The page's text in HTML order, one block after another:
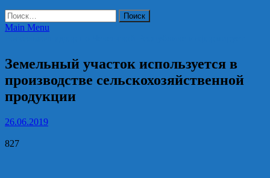
Найти:
Main Menu
Земельный участок используется в
производстве сельскохозяйственной
продукции
26.06.2019
827